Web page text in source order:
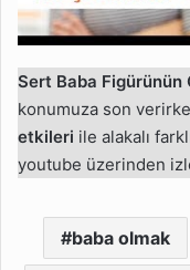
Sert Baba
konumuza son
etkileri ile alakalı
youtube üzerinden
baba olmak